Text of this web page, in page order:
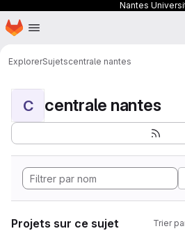
Nantes
Passer au contenu principal
Page d'accueil
ExplorerSujetscentrale nantes
C centrale nantes
Projets sur ce sujet Trier